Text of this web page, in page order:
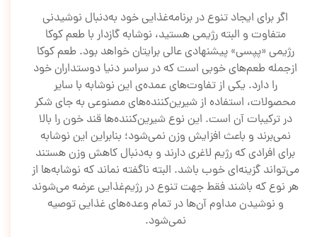
اگر برای ایجاد تنوع در برنامه‌غذایی خود به‌دنبال نوشیدنی
متفاوت و البته رژیمی هستید، نوشابه گازدار با طعم کوکا
رژیمی «پپسی» پیشنهادی عالی برایتان خواهد بود. طعم کوکا
ازجمله طعم‌های خوبی است که در سراسر دنیا دوستداران خود
را دارد. یکی از تفاوت‌های عمده‌ی این نوشابه با سایر
محصولات، استفاده از شیرین‌کننده‌های مصنوعی به جای شکر
در ترکیبات آن است. این نوع شیرین‌کننده‌ها قند خون را بالا
نمی‌برند و باعث افزایش وزن نمی‌شود؛ بنابراین این نوشابه
برای افرادی که رژیم لاغری دارند و به‌دنبال کاهش وزن هستند
می‌تواند گزینه‌ای خوب باشد. البته ناگفته نماند که نوشابه‌ها از
هر نوع که باشند فقط جهت تنوع در رژیم‌غذایی عرضه می‌شوند
و نوشیدن مداوم آن‌ها در تمام وعده‌های غذایی توصیه
نمی‌شود.